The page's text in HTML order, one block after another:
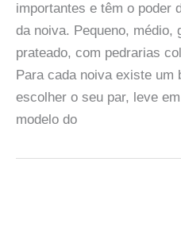
importantes e têm o poder
da noiva. Pequeno, médio,
prateado, com pedrarias
Para cada noiva existe um
escolher o seu par, leve
modelo do